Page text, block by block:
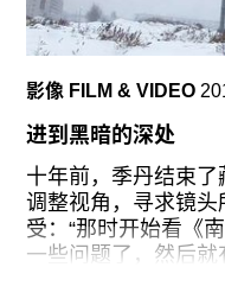
它意味着停滞，意
项应急管理措施，
自由与否，显得有一
但这也并不意味着，
种共同经验，是由
经验因人而异，只
才得以检视，它在
形状和温度，它在通
影像 FILM & VIDEO
进到黑暗的深处
十年前，季丹结束
调整视角，寻求镜
受：“那时开始看《
一些问题了，然后